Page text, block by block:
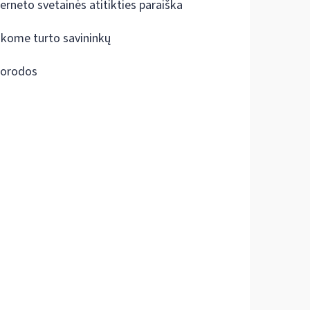
svetainės atitikties paraiška
turto savininkų